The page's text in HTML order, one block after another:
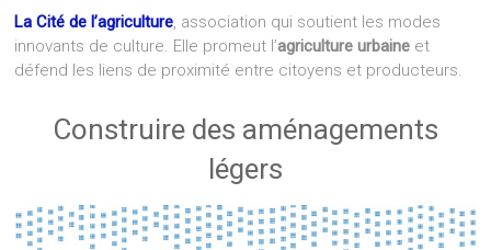
La Cité de l’agriculture, association qui soutient les modes
innovants de culture. Elle promeut l’agriculture urbaine et
défend les liens de proximité entre citoyens et producteurs.
Construire des aménagements
légers